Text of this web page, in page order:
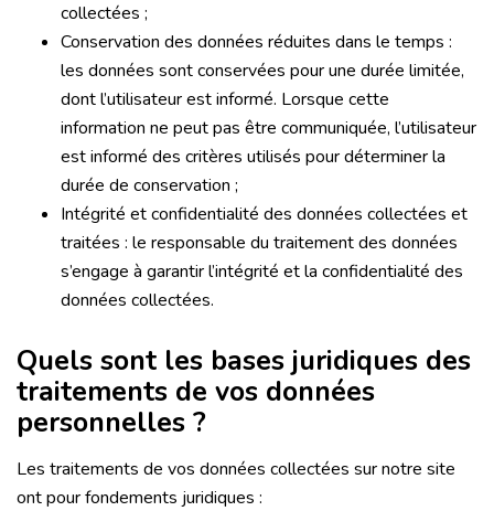
collectées ;
Conservation des données réduites dans le temps :
les données sont conservées pour une durée limitée,
dont l’utilisateur est informé. Lorsque cette
information ne peut pas être communiquée, l’utilisateur
est informé des critères utilisés pour déterminer la
durée de conservation ;
Intégrité et confidentialité des données collectées et
traitées : le responsable du traitement des données
s’engage à garantir l’intégrité et la confidentialité des
données collectées.
Quels sont les bases juridiques des
traitements de vos données
personnelles ?
Les traitements de vos données collectées sur notre site
ont pour fondements juridiques :